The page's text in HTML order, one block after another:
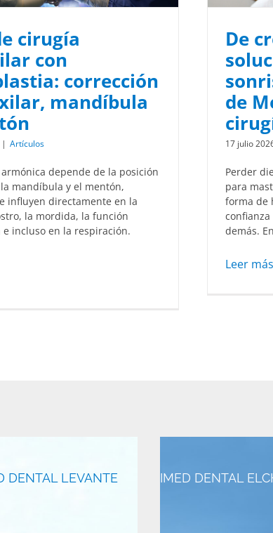
cirugía
con
corrección
mandíbula
| Artículos
depende de la posición
mandíbula y el mentón,
influyen directamente en la
la mordida, la función
e incluso en la respiración.
De
de
17 julio
Perder
para
forma de
demás. En
Leer más
DENTAL LEVANTE IMED DENTAL